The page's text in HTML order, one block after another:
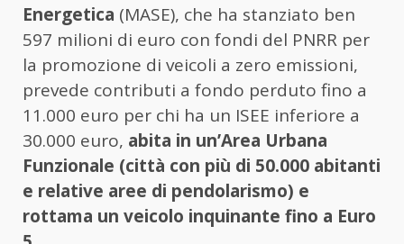
Energetica (MASE), che ha stanziato ben
597 milioni di euro con fondi del PNRR per
la promozione di veicoli a zero emissioni,
prevede contributi a fondo perduto fino a
11.000 euro per chi ha un ISEE inferiore a
30.000 euro, abita in un’Area Urbana
Funzionale (città con più di 50.000 abitanti
e relative aree di pendolarismo) e
rottama un veicolo inquinante fino a Euro